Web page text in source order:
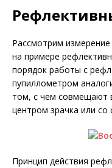
Рассмотрим
на примере
порядок работы с
пупиллометром
том, с чем совмещают
центром зрачка или
Принцип действия